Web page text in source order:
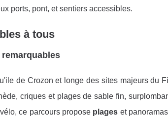
ports, pont, et sentiers accessibles.
à tous
de Crozon et longe des sites majeurs du
criques et plages de sable fin,
ce parcours propose plages et